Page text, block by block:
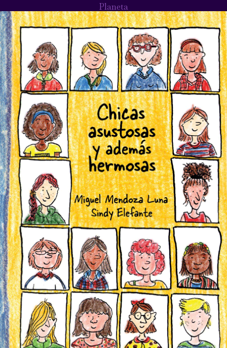
Planeta